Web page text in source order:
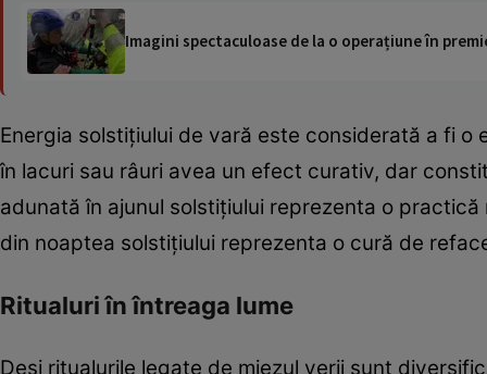
Imagini spectaculoase de la o operațiune în
Energia solstiţiului de vară este considerată a fi
în lacuri sau râuri avea un efect curativ, dar
adunată în ajunul solstiţiului reprezenta o
din noaptea solstiţiului reprezenta o cură de
Ritualuri în întreaga lume
Deşi ritualurile legate de miezul verii sunt